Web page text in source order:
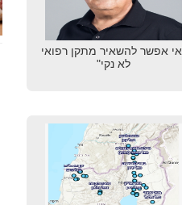
אפשר להשאיר מתקן רפואי
לא נקי"